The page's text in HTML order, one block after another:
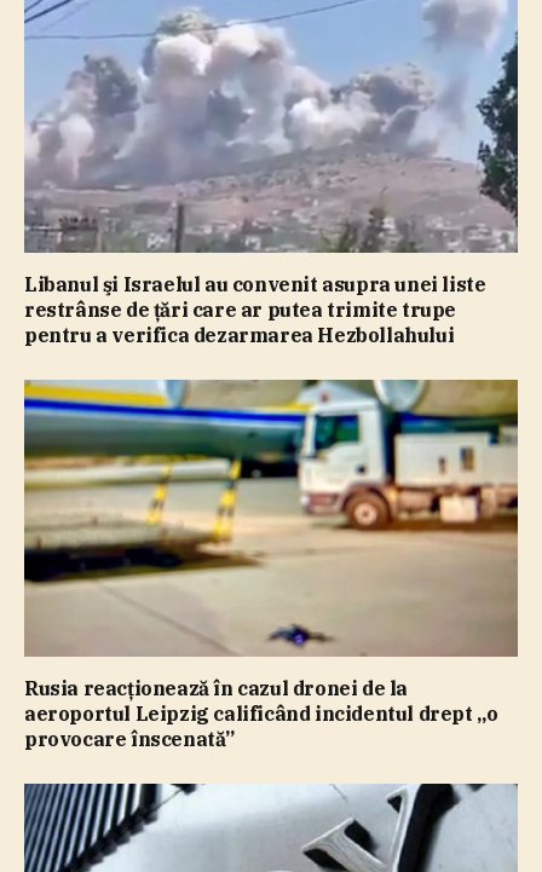
Libanul şi Israelul au convenit asupra unei liste
restrânse de ţări care ar putea trimite trupe
pentru a verifica dezarmarea Hezbollahului
Rusia reacţionează în cazul dronei de la
aeroportul Leipzig calificând incidentul drept „o
provocare înscenată”